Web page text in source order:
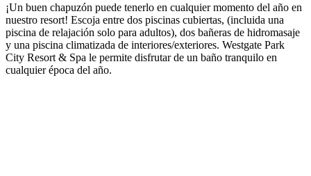
¡Un buen chapuzón puede tenerlo en cualquier momento del año en
nuestro resort! Escoja entre dos piscinas cubiertas, (incluida una
piscina de relajación solo para adultos), dos bañeras de hidromasaje
y una piscina climatizada de interiores/exteriores. Westgate Park
City Resort & Spa le permite disfrutar de un baño tranquilo en
cualquier época del año.